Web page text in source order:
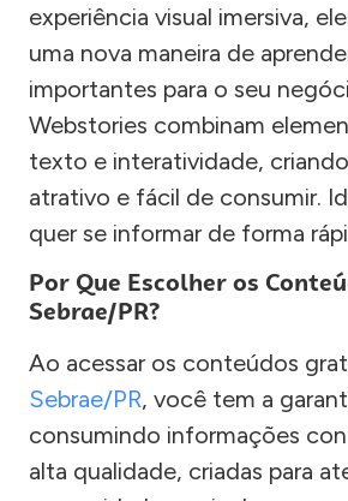
experiência visual imersiva,
uma nova maneira de
importantes para o seu
Webstories combinam
texto e interatividade,
atrativo e fácil de consumir.
quer se informar de forma
Por Que Escolher os
Sebrae/PR?
Ao acessar os conteúdos
Sebrae/PR, você tem a
consumindo informações
alta qualidade, criadas para